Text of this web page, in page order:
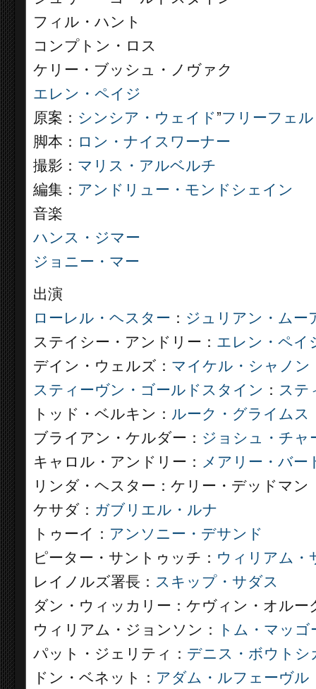
フィル・ハント
コンプトン・ロス
ケリー・ブッシュ・ノヴァク
エレン・ペイジ
原案： シンシア・ウェイド”フリーフェ
脚本： ロン・ナイスワーナー
撮影： マリス・アルベルチ
編集： アンドリュー・モンドシェイン
音楽
ハンス・ジマー
ジョニー・マー
出演
ローレル・ヘスター ： ジュリアン・ムー
ステイシー・アンドリー： エレン・ペイ
デイン・ウェルズ： マイケル・シャノン
スティーヴン・ゴールドスタイン ： ステ
トッド・ベルキン： ルーク・グライムス
ブライアン・ケルダー： ジョシュ・チャ
キャロル・アンドリー： メアリー・バー
リンダ・ヘスター：ケリー・デッドマン
ケサダ： ガブリエル・ルナ
トゥーイ： アンソニー・デサンド
ピーター・サントゥッチ： ウィリアム・
レイノルズ署長： スキップ・サダス
ダン・ウィッカリー：ケヴィン・オルー
ウィリアム・ジョンソン：
トム・マッゴ
パット・ジェリティ： デニス・ボウトシ
ドン・ベネット： アダム・ルフェーヴル